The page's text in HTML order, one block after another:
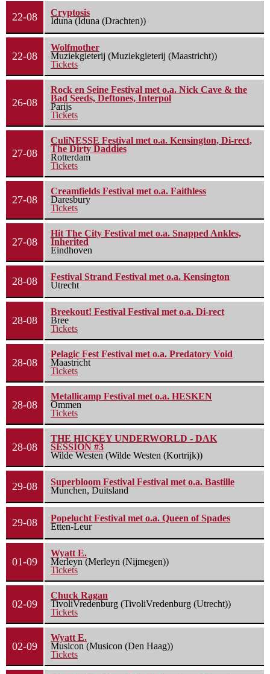
22-08
Cryptosis
Iduna (Iduna (Drachten))
22-08
Wolfmother
Muziekgieterij (Muziekgieterij (Maastricht))
Tickets
26-08
Rock en Seine Festival met o.a. Nick Cave & the
Bad Seeds, Deftones, Interpol
Parijs
Tickets
27-08
CuliNESSE Festival met o.a. Kensington, Di-rect,
The Dirty Daddies
Rotterdam
Tickets
27-08
Creamfields Festival met o.a. Faithless
Daresbury
Tickets
27-08
Hit The City Festival met o.a. Snapped Ankles,
Inherited
Eindhoven
28-08
Festival Strand Festival met o.a. Kensington
Utrecht
28-08
Breekout! Festival Festival met o.a. Di-rect
Bree
Tickets
28-08
Pelagic Fest Festival met o.a. Predatory Void
Maastricht
Tickets
28-08
Metallicamp Festival met o.a. HESKEN
Ommen
Tickets
28-08
THE HICKEY UNDERWORLD - DAK
SESSION #3
Wilde Westen (Wilde Westen (Kortrijk))
29-08
Superbloom Festival Festival met o.a. Bastille
Munchen, Duitsland
29-08
Popelucht Festival met o.a. Queen of Spades
Etten-Leur
01-09
Wyatt E.
Merleyn (Merleyn (Nijmegen))
Tickets
02-09
Chuck Ragan
TivoliVredenburg (TivoliVredenburg (Utrecht))
Tickets
02-09
Wyatt E.
Musicon (Musicon (Den Haag))
Tickets